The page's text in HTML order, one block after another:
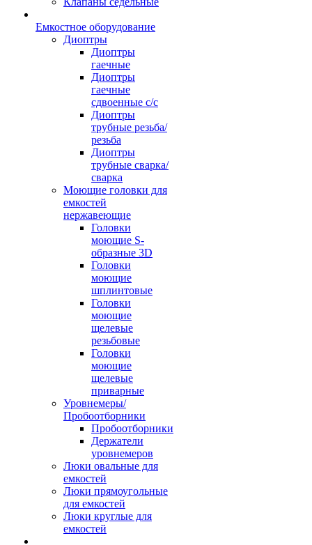
Емкостное оборудование
Диоптры
Диоптры
гаечные
Диоптры
гаечные
сдвоенные c/c
Диоптры
трубные резьба/
резьба
Диоптры
трубные сварка/
сварка
Моющие головки для
емкостей
нержавеющие
Головки
моющие S-
образные 3D
Головки
моющие
шплинтовые
Головки
моющие
щелевые
резьбовые
Головки
моющие
щелевые
приварные
Уровнемеры/
Пробоотборники
Пробоотборники
Держатели
уровнемеров
Люки овальные для
емкостей
Люки прямоугольные
для емкостей
Люки круглые для
емкостей